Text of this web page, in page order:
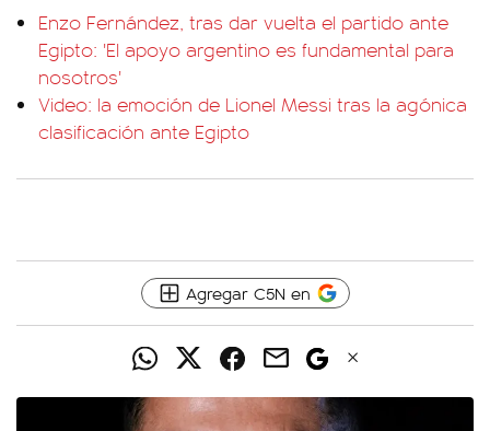
Enzo Fernández, tras dar vuelta el partido ante
Egipto: 'El apoyo argentino es fundamental para
nosotros'
Video: la emoción de Lionel Messi tras la agónica
clasificación ante Egipto
Agregar C5N en